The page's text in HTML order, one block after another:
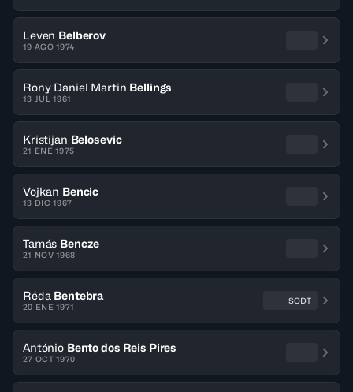
Leven Belberov
19 AGO 1974
Rony Daniel Martin Bellings
13 JUL 1961
Kristijan Belosevic
21 ENE 1975
Vojkan Bencic
13 DIC 1967
Tamás Bencze
21 NOV 1968
Réda Bentebra
20 ENE 1971
SODT
António Bento dos Reis Pires
27 OCT 1970